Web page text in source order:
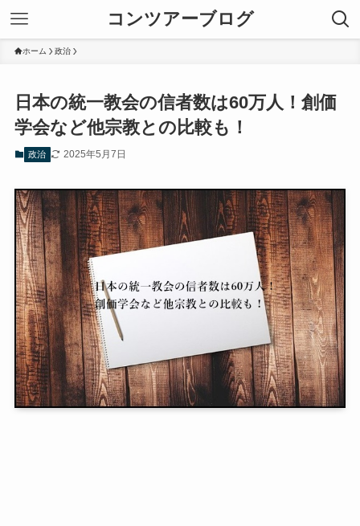
コンツアーブログ
ホーム 政治
日本の統一教会の信者数は60万人！創価
学会など他宗教との比較も！
政治 2025年5月7日